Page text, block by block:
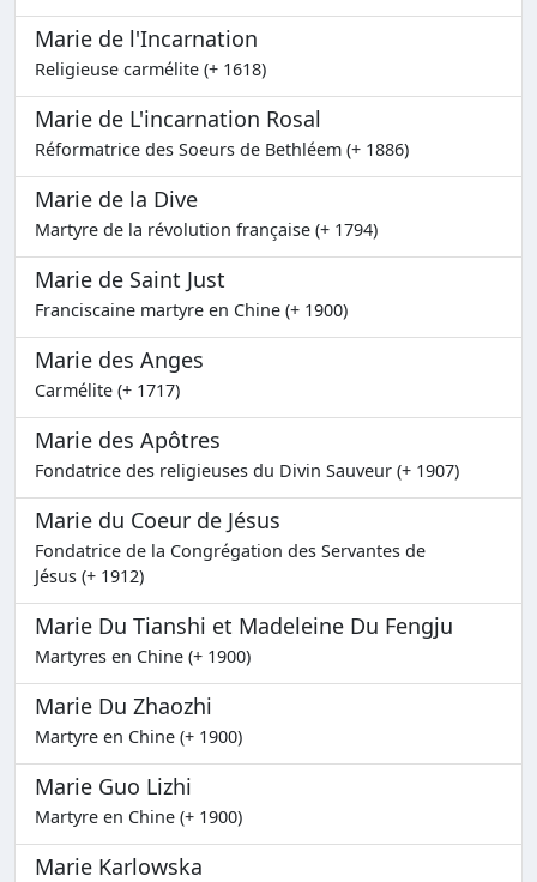
Marie de l'Incarnation
Religieuse carmélite (+ 1618)
Marie de L'incarnation Rosal
Réformatrice des Soeurs de Bethléem (+ 1886)
Marie de la Dive
Martyre de la révolution française (+ 1794)
Marie de Saint Just
Franciscaine martyre en Chine (+ 1900)
Marie des Anges
Carmélite (+ 1717)
Marie des Apôtres
Fondatrice des religieuses du Divin Sauveur (+ 1907)
Marie du Coeur de Jésus
Fondatrice de la Congrégation des Servantes de
Jésus (+ 1912)
Marie Du Tianshi et Madeleine Du Fengju
Martyres en Chine (+ 1900)
Marie Du Zhaozhi
Martyre en Chine (+ 1900)
Marie Guo Lizhi
Martyre en Chine (+ 1900)
Marie Karlowska